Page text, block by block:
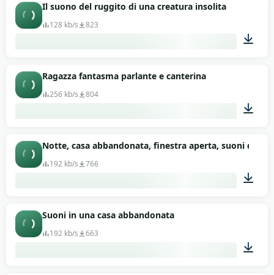
Il suono del ruggito di una creatura insolita
128 kb/s 823
Ragazza fantasma parlante e canterina
256 kb/s 804
09:21
Notte, casa abbandonata, finestra aperta, suoni di
192 kb/s 766
Suoni in una casa abbandonata
192 kb/s 663